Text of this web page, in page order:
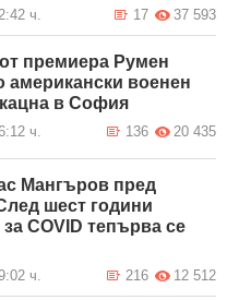
ч. 37 593
17
премиера Румен
американски военен
в София
ч. 20 435
136
Мангъров пред
шест години
за COVID тепърва се
ч. 12 512
216